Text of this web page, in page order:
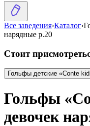
Все заведения›Каталог›
нарядные р.20
Стоит
Гольфы детские «Conte
Гольфы
девочек